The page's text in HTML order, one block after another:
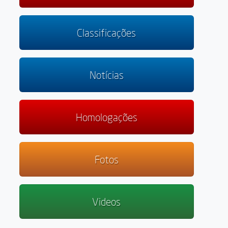
Classificações
Notícias
Homologações
Fotos
Videos